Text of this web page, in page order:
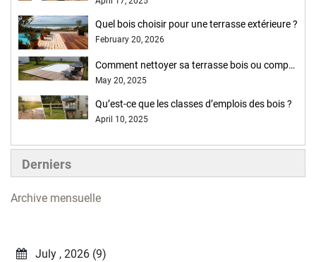
Quel bois choisir pour une terrasse extérieure ?
February 20, 2026
Comment nettoyer sa terrasse bois ou composite ?
May 20, 2025
Qu’est-ce que les classes d’emplois des bois ?
April 10, 2025
Derniers
Archive mensuelle
July , 2026 (9)